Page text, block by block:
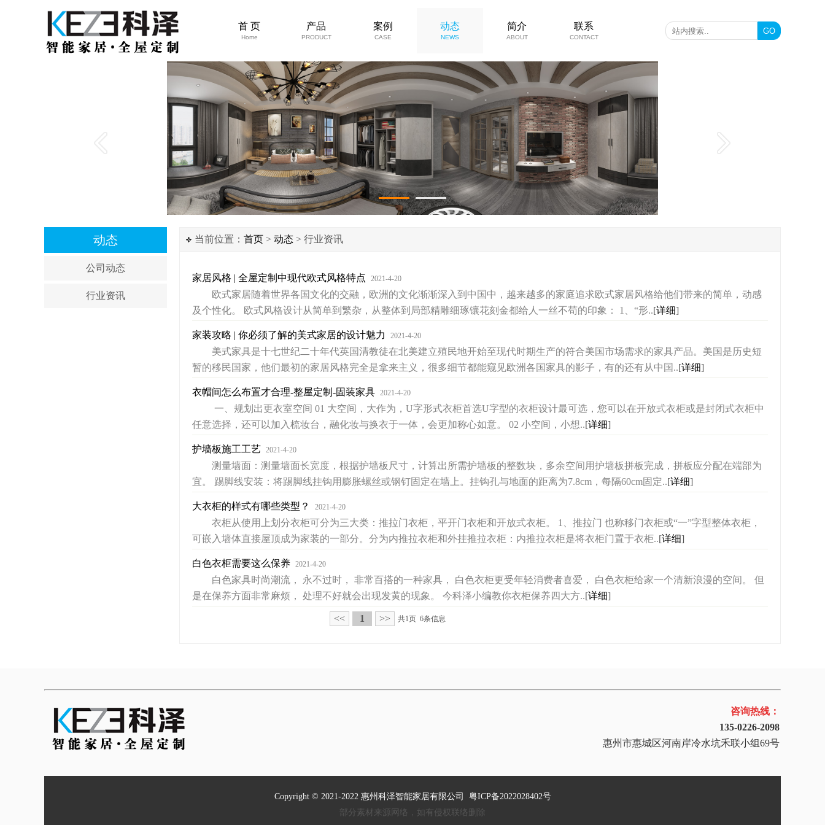
首 页
Home
产品
PRODUCT
案例
CASE
动态
NEWS
简介
ABOUT
联系
CONTACT
1 2
动态
公司动态
行业资讯
当前位置： 首页 > 动态 > 行业资讯
家居风格 | 全屋定制中现代欧式风格特点 2021-4-20
欧式家居随着世界各国文化的交融，欧洲的文化渐渐深入到中国中，越来越多的家庭追求欧式家居风格给他们带来的简单，动感
及个性化。 欧式风格设计从简单到繁杂，从整体到局部精雕细琢镶花刻金都给人一丝不苟的印象： 1、“形..[详细]
家装攻略 | 你必须了解的美式家居的设计魅力 2021-4-20
美式家具是十七世纪二十年代英国清教徒在北美建立殖民地开始至现代时期生产的符合美国市场需求的家具产品。美国是历史短
暂的移民国家，他们最初的家居风格完全是拿来主义，很多细节都能窥见欧洲各国家具的影子，有的还有从中国..[详细]
衣帽间怎么布置才合理-整屋定制-固装家具 2021-4-20
一、规划出更衣室空间 01 大空间，大作为，U字形式衣柜首选U字型的衣柜设计最可选，您可以在开放式衣柜或是封闭式衣柜中
任意选择，还可以加入梳妆台，融化妆与换衣于一体，会更加称心如意。 02 小空间，小想..[详细]
护墙板施工工艺 2021-4-20
测量墙面：测量墙面长宽度，根据护墙板尺寸，计算出所需护墙板的整数块，多余空间用护墙板拼板完成，拼板应分配在端部为
宜。 踢脚线安装：将踢脚线挂钩用膨胀螺丝或钢钉固定在墙上。挂钩孔与地面的距离为7.8cm，每隔60cm固定..[详细]
大衣柜的样式有哪些类型？ 2021-4-20
衣柜从使用上划分衣柜可分为三大类：推拉门衣柜，平开门衣柜和开放式衣柜。 1、推拉门 也称移门衣柜或“一”字型整体衣柜，
可嵌入墙体直接屋顶成为家装的一部分。分为内推拉衣柜和外挂推拉衣柜：内推拉衣柜是将衣柜门置于衣柜..[详细]
白色衣柜需要这么保养 2021-4-20
白色家具时尚潮流， 永不过时， 非常百搭的一种家具， 白色衣柜更受年轻消费者喜爱， 白色衣柜给家一个清新浪漫的空间。 但
是在保养方面非常麻烦， 处理不好就会出现发黄的现象。 今科泽小编教你衣柜保养四大方..[详细]
<< 1 >> 共1页 6条信息
咨询热线：
135-0226-2098
惠州市惠城区河南岸冷水坑禾联小组69号
Copyright © 2021-2022 惠州科泽智能家居有限公司 粤ICP备2022028402号
部分素材来源网络，如有侵权联络删除